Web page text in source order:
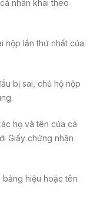
nhân khai theo
nộp lần thứ nhất của
bị sai, chủ hộ nộp
họ và tên của cá
Giấy chứng nhận
hiệu hoặc tên